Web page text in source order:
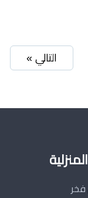
التالي »
فخر